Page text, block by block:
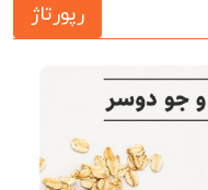
رپورتاژ